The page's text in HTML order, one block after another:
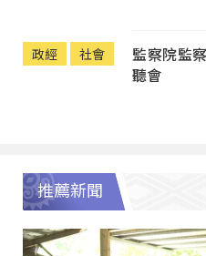
政經 社會
監察院監
聽會
推薦新聞